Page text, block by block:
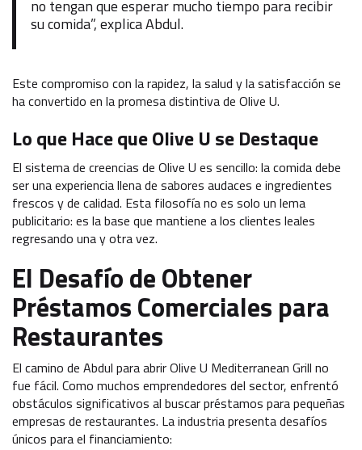
no tengan que esperar mucho tiempo para recibir
su comida”, explica Abdul.
Este compromiso con la rapidez, la salud y la satisfacción se
ha convertido en la promesa distintiva de Olive U.
Lo que Hace que Olive U se Destaque
El sistema de creencias de Olive U es sencillo: la comida debe
ser una experiencia llena de sabores audaces e ingredientes
frescos y de calidad. Esta filosofía no es solo un lema
publicitario: es la base que mantiene a los clientes leales
regresando una y otra vez.
El Desafío de Obtener
Préstamos Comerciales para
Restaurantes
El camino de Abdul para abrir Olive U Mediterranean Grill no
fue fácil. Como muchos emprendedores del sector, enfrentó
obstáculos significativos al buscar préstamos para pequeñas
empresas de restaurantes. La industria presenta desafíos
únicos para el financiamiento: